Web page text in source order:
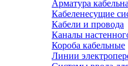
Арматура
Кабеленесущие
Кабели и провода
Каналы
Короба кабельные
Линии